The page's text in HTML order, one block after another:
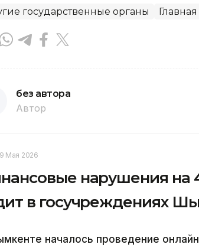
государственные органы Главная
без автора
Автор
Мая 2026
нарушения на
в госучреждениях
началось проведение